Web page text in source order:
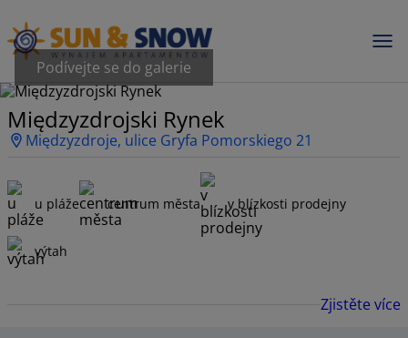
Podívejte se do galerie
Międzyzdrojski Rynek
Międzyzdroje, ulice Gryfa Pomorskiego 21
u pláže centrum města v blízkosti prodejny
výtah
Zjistěte více